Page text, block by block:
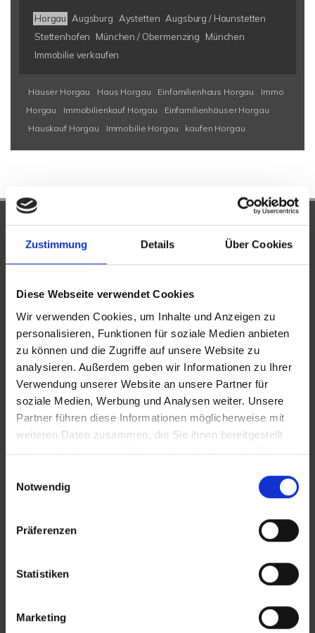
Zustimmung Details Über Cookies
Diese Webseite verwendet Cookies
Wir verwenden Cookies, um Inhalte und Anzeigen zu
personalisieren, Funktionen für soziale Medien anbieten
zu können und die Zugriffe auf unsere Website zu
analysieren. Außerdem geben wir Informationen zu Ihrer
Verwendung unserer Website an unsere Partner für
soziale Medien, Werbung und Analysen weiter. Unsere
Partner führen diese Informationen möglicherweise mit
weiteren Daten zusammen, die Sie ihnen bereitgestellt
haben oder die sie im Rahmen Ihrer Nutzung der Dienste
Notwendig
Präferenzen
Statistiken
Marketing
Horgau Augsburg Aystetten Augsburg / Haunstetten
Stettenhofen
München / Obermenzing
München
Immobilie verkaufen
Häuser Horgau Haus Horgau Einfamilienhaus Horgau
Immo
Horgau
Immobilienkauf Horgau
Einfamilienhäuser Horgau
Hauskauf Horgau
Immobilie Horgau kaufen Horgau
UNSERE PARTNER &
AUSZEICHNUNGEN